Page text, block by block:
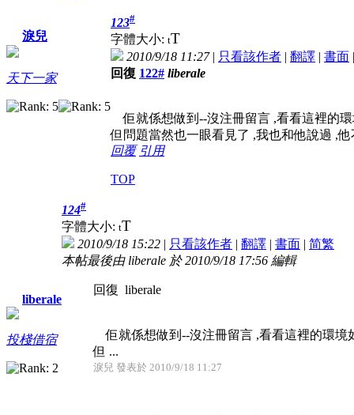
淚兒
天下一家
123#
字體大小: tT
2010/9/18 11:27| 只看該作者 | 翻譯 | 書面
回復 122# liberale
佢就係想做到--沒注冊留言 ,看看這裡的
但問題當然也一眼看見了 ,我也和他說過 ,
回覆 引用
TOP
liberale
投棧借宿
124#
字體大小: tT
2010/9/18 15:22 | 只看該作者 | 翻譯 | 書面 | 简繁
本帖最後由 liberale 於 2010/9/18 17:56 編輯
回復 liberale
佢就係想做到--沒注冊留言 ,看看這裡的環境
但 ...
淚兒 發表於 2010/9/18 11:27